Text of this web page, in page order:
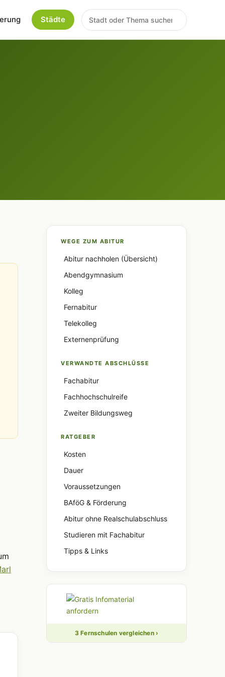
Städte
WEGE ZUM ABITUR
Abitur nachholen (Übersicht)
Abendgymnasium
Kolleg
Fernabitur
Telekolleg
Externenprüfung
VERWANDTE ABSCHLÜSSE
Fachabitur
Fachhochschulreife
Zweiter Bildungsweg
RATGEBER
Kosten
Dauer
Voraussetzungen
BAföG & Förderung
Abitur ohne Realschulabschluss
Studieren mit Fachabitur
Tipps & Links
3 Fernschulen vergleichen ›